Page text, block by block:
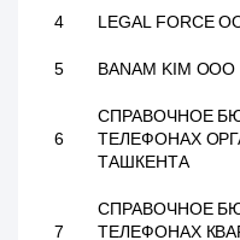
4 LEGAL FORCE
5 BANAM KIM ООО
6
СПРАВОЧНОЕ
ТЕЛЕФОНАХ
ТАШКЕНТА
7
СПРАВОЧНОЕ
ТЕЛЕФОНАХ